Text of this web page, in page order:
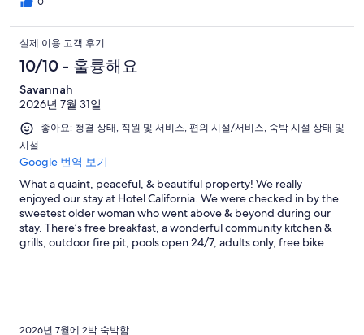
실제 이용 고객 후기
10/10 - 훌륭해요
Savannah
2026년 7월 31일
좋아요: 청결 상태, 직원 및 서비스, 편의 시설/서비스, 숙박 시설 상태 및
시설
Google 번역 보기
What a quaint, peaceful, & beautiful property! We really
enjoyed our stay at Hotel California. We were checked in by the
sweetest older woman who went above & beyond during our
stay. There’s free breakfast, a wonderful community kitchen &
grills, outdoor fire pit, pools open 24/7, adults only, free bike
2026년 7월에 2박 숙박함